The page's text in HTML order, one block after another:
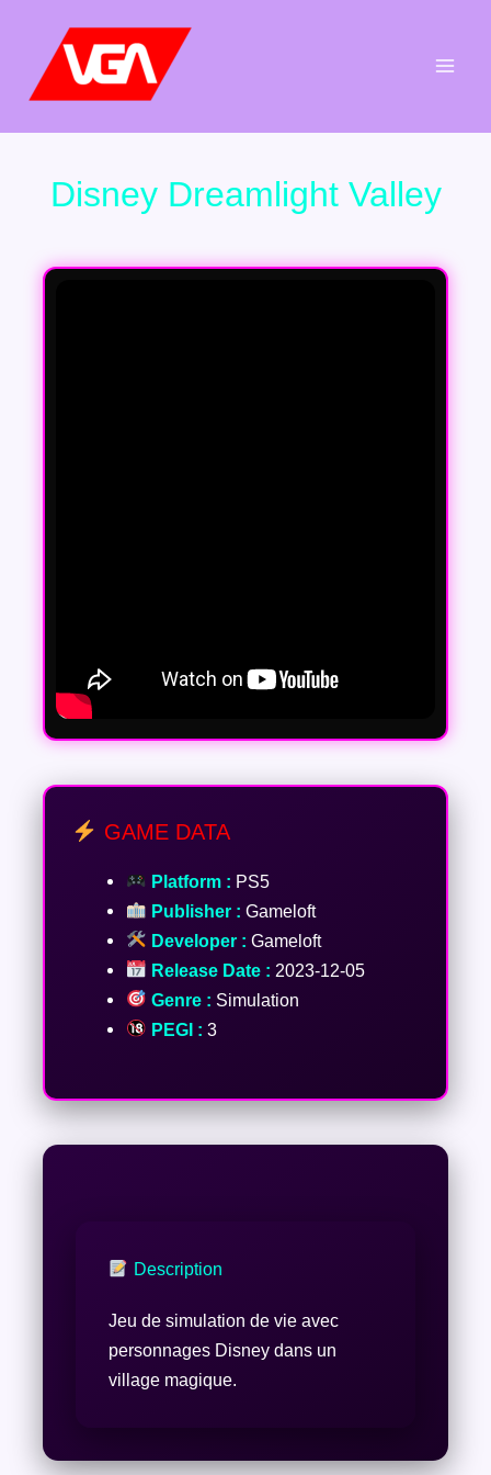
contenu
Disney Dreamlight Valley
GAME DATA
Platform : PS5
Publisher : Gameloft
Developer : Gameloft
Release Date : 2023-12-05
Genre : Simulation
PEGI : 3
Description
Jeu de simulation de vie avec
personnages Disney dans un
village magique.